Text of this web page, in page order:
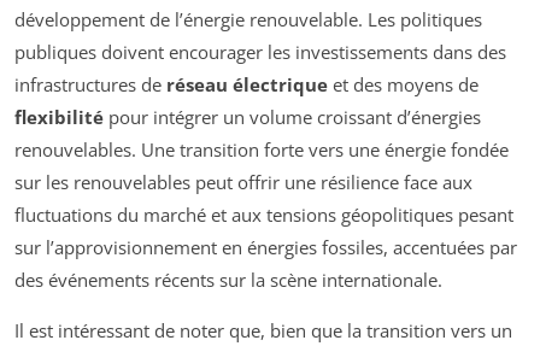
développement de l’énergie renouvelable. Les politiques
publiques doivent encourager les investissements dans des
infrastructures de réseau électrique et des moyens de
flexibilité pour intégrer un volume croissant d’énergies
renouvelables. Une transition forte vers une énergie fondée
sur les renouvelables peut offrir une résilience face aux
fluctuations du marché et aux tensions géopolitiques pesant
sur l’approvisionnement en énergies fossiles, accentuées par
des événements récents sur la scène internationale.
Il est intéressant de noter que, bien que la transition vers un